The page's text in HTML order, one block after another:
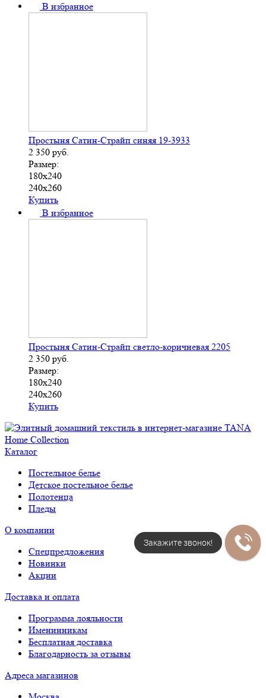
В избранное
Простыня Сатин-Страйп синяя 19-3933
2 350 руб.
Размер:
180х240
240х260
Купить
В избранное
Простыня Сатин-Страйп светло-коричневая 2205
2 350 руб.
Размер:
180х240
240х260
Купить
Каталог
Постельное белье
Детское постельное белье
Полотенца
Пледы
О компании
Спецпредложения
Новинки
Акции
Доставка и оплата
Программа лояльности
Именинникам
Бесплатная доставка
Благодарность за отзывы
Адреса магазинов
Закажите звонок!